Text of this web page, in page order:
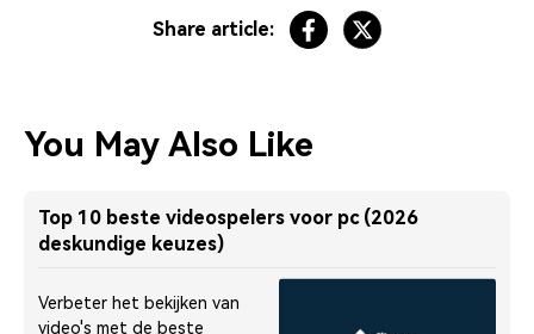
Share article:
You May Also Like
Top 10 beste videospelers voor pc (2026
deskundige keuzes)
Verbeter het bekijken van
video's met de beste